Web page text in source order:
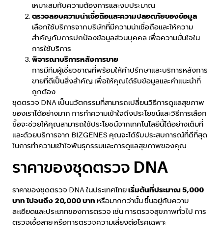
เหมาะสมกับความต้องการและงบประมาณ
ตรวจสอบความน่าเชื่อถือและความปลอดภัยของข้อมูล
เลือกใช้บริการจากบริษัทที่มีความน่าเชื่อถือและให้ความ
สำคัญกับการปกป้องข้อมูลส่วนบุคคล เพื่อความมั่นใจใน
การใช้บริการ
พิจารณาบริการหลังการขาย
การมีทีมผู้เชี่ยวชาญที่พร้อมให้คำปรึกษาและบริการหลังการ
ขายที่ดีเป็นสิ่งสำคัญ เพื่อให้คุณได้รับข้อมูลและคำแนะนำที่
ถูกต้อง
ชุดตรวจ DNA เป็นนวัตกรรมที่สามารถเปลี่ยนวิธีการดูแลสุขภาพ
ของเราได้อย่างมาก การทำความเข้าใจถึงประโยชน์และวิธีการเลือก
ซื้อจะช่วยให้คุณสามารถใช้ประโยชน์จากเทคโนโลยีนี้ได้อย่างเต็มที่
และด้วยบริการจาก BIZGENES คุณจะได้รับประสบการณ์ที่ดีที่สุด
ในการทำความเข้าใจพันธุกรรมและการดูแลสุขภาพของคุณ
ราคาของชุดตรวจ DNA
ราคาของชุดตรวจ DNA ในประเทศไทยเริ่มต้นที่ประมาณ 5,000
บาท ไปจนถึง 20,000 บาท หรือมากกว่านั้น ขึ้นอยู่กับความ
ละเอียดและประเภทของการตรวจ เช่น การตรวจสุขภาพทั่วไป การ
ตรวจเชื้อสาย หรือการตรวจความเสี่ยงต่อโรคเฉพาะ